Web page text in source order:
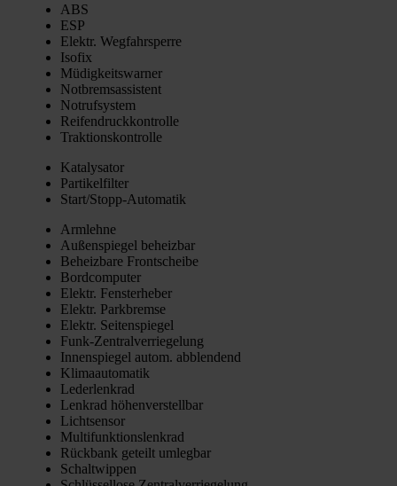
ABS
ESP
Elektr. Weg­fahr­sper­re
Iso­fix
Müdig­keits­war­ner
Not­brems­as­sis­tent
Not­ruf­sys­tem
Rei­fen­druck­kon­trol­le
Trak­ti­ons­kon­trol­le
Kata­ly­sa­tor
Par­ti­kel­fil­ter
Star­t/­Stopp-Auto­ma­tik
Arm­leh­ne
Außen­spie­gel beheiz­bar
Beheiz­ba­re Front­schei­be
Bord­com­pu­ter
Elektr. Fens­ter­he­ber
Elektr. Park­brem­se
Elektr. Sei­ten­spie­gel
Funk-Zen­tral­ver­rie­ge­lung
Innen­spie­gel autom. abblen­dend
Kli­ma­au­to­ma­tik
Leder­lenk­rad
Lenk­rad höhen­ver­stell­bar
Licht­sen­sor
Mul­ti­funk­ti­ons­lenk­rad
Rück­bank geteilt umleg­bar
Schalt­wip­pen